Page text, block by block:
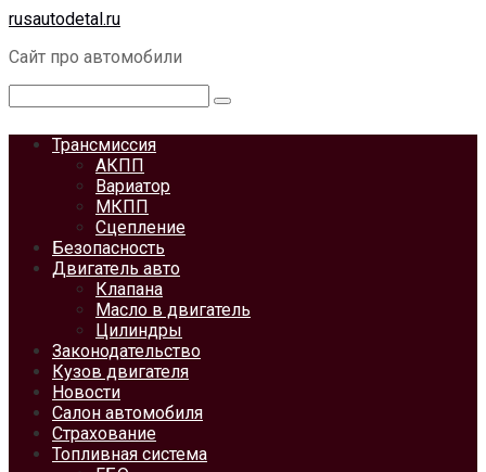
Перейти
контенту
rusautodetal.ru
Сайт про автомобили
Трансмиссия
АКПП
Вариатор
МКПП
Сцепление
Безопасность
Двигатель авто
Клапана
Масло в двигатель
Цилиндры
Законодательство
Кузов двигателя
Новости
Салон автомобиля
Страхование
Топливная система